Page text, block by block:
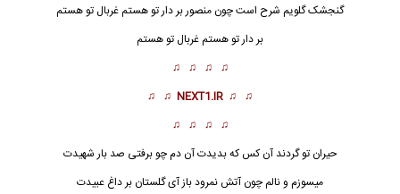
گنجشک گلویم شرح است چون منصور بر دار تو هستم غربال تو هستم
بر دار تو هستم غربال تو هستم
♫ ♫ ♫ ♫
♫ ♫
NEXT1.IR
♫ ♫
♫ ♫ ♫ ♫
حیران تو گردند آن کس که بدیدت آن دم چو برفتی صد بار شهیدت
میسوزم و نالم چون آتش نمرود باز آی گلستان بر داغ عبیدت